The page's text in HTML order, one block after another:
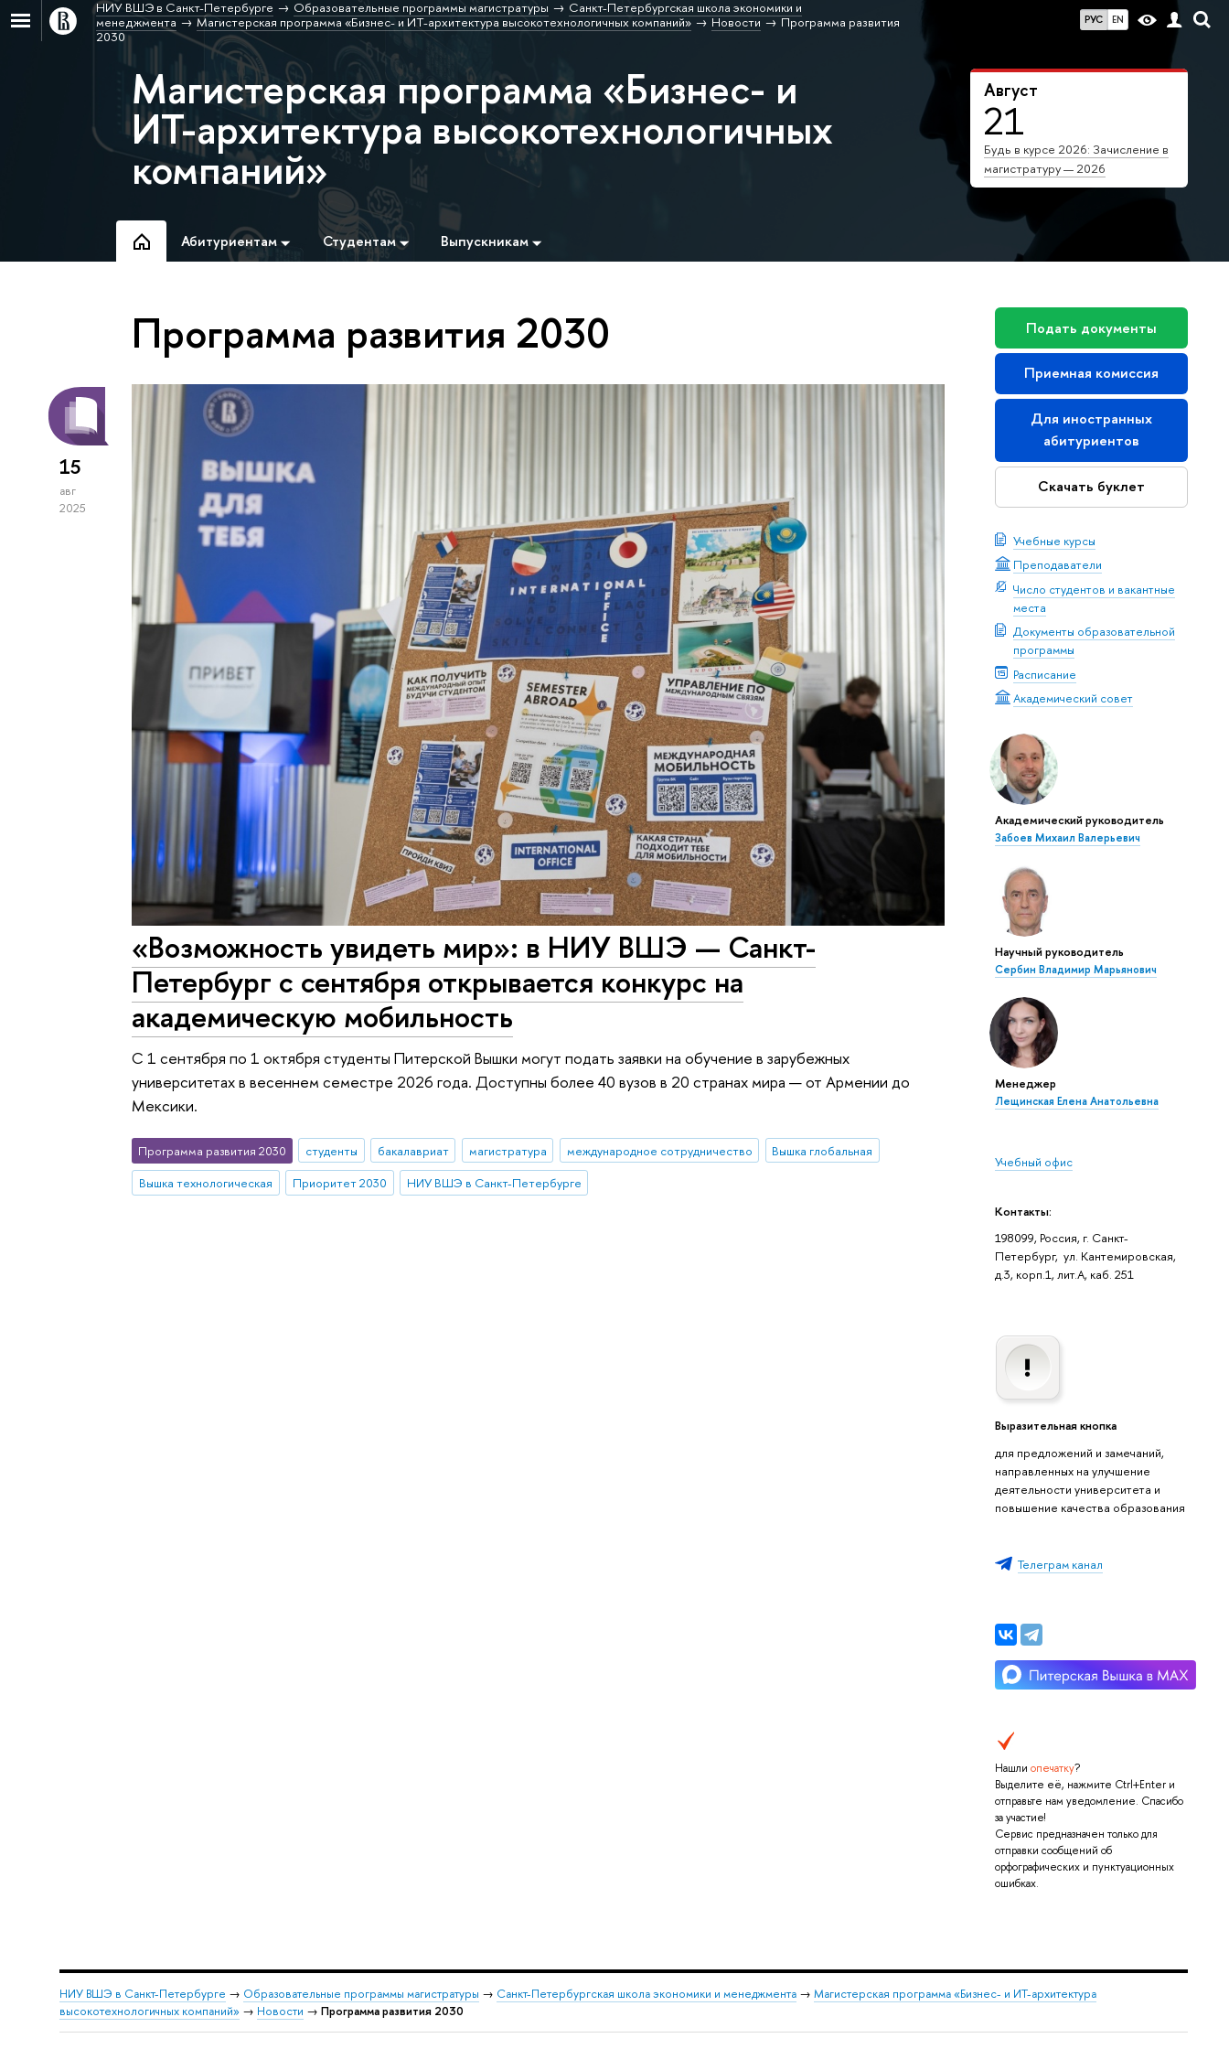
РУС EN
НИУ ВШЭ в Санкт-Петербурге Образовательные программы магистратуры
Санкт-Петербургская школа экономики и
менеджмента
Магистерская программа «Бизнес- и ИТ-архитектура высокотехнологичных компаний» Новости
Программа развития
2030
Август
21
Будь в курсе 2026: Зачисление в
магистратуру — 2026
Магистерская программа «Бизнес- и
ИТ-архитектура высокотехнологичных
компаний»
Абитуриентам Студентам Выпускникам
Подать документы
Приемная комиссия
Для иностранных
абитуриентов
Скачать буклет
Учебные курсы
Преподаватели
Число студентов и вакантные
места
Документы образовательной
программы
Расписание
Академический совет
Академический руководитель
Забоев Михаил Валерьевич
Научный руководитель
Сербин Владимир Марьянович
Менеджер
Лещинская Елена Анатольевна
Учебный офис
Контакты:
198099, Россия, г. Санкт-
Петербург, ул. Кантемировская,
д.3, корп.1, лит.А, каб. 251
Выразительная кнопка
для предложений и замечаний,
направленных на улучшение
деятельности университета и
повышение качества образования
Телеграм канал
Нашли опечатку?
Выделите её, нажмите Ctrl+Enter и
отправьте нам уведомление. Спасибо
за участие!
Сервис предназначен только для
отправки сообщений об
орфографических и пунктуационных
ошибках.
Программа развития 2030
15
авг
2025
«Возможность увидеть мир»: в НИУ ВШЭ — Санкт-
Петербург с сентября открывается конкурс на
академическую мобильность
С 1 сентября по 1 октября студенты Питерской Вышки могут подать заявки на обучение в зарубежных
университетах в весеннем семестре 2026 года. Доступны более 40 вузов в 20 странах мира — от Армении до
Мексики.
Программа развития 2030 студенты бакалавриат магистратура международное сотрудничество
Вышка глобальная
Вышка технологическая
Приоритет 2030 НИУ ВШЭ в Санкт-Петербурге
НИУ ВШЭ в Санкт-Петербурге → Образовательные программы магистратуры → Санкт-Петербургская школа экономики и менеджмента→ Магистерская программа «Бизнес- и ИТ-архитектура
высокотехнологичных компаний» → Новости → Программа развития 2030